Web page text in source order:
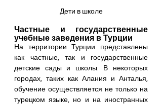
Дети в школе
Частные и государственные
учебные заведения в Турции
На территории Турции представлены
как частные, так и государственные
детские сады и школы. В некоторых
городах, таких как Алания и Анталья,
обучение осуществляется не только на
турецком языке, но и на иностранных